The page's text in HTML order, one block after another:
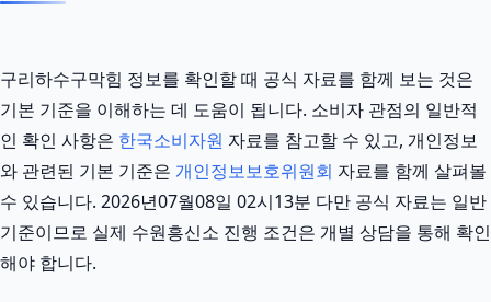
구리하수구막힘 정보를 확인할 때 공식 자료를 함께 보는 것은
기본 기준을 이해하는 데 도움이 됩니다. 소비자 관점의 일반적
인 확인 사항은 한국소비자원 자료를 참고할 수 있고, 개인정보
와 관련된 기본 기준은 개인정보보호위원회 자료를 함께 살펴볼
수 있습니다. 2026년07월08일 02시13분 다만 공식 자료는 일반
기준이므로 실제 수원흥신소 진행 조건은 개별 상담을 통해 확인
해야 합니다.